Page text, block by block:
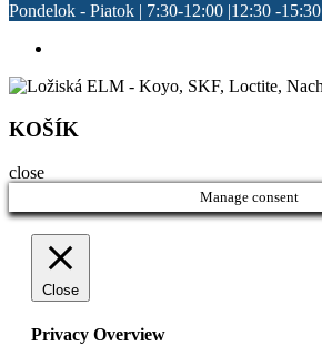
Pondelok - Piatok | 7:30-12:00 |12:30 -15:30
KOŠÍK
close
Manage consent
Close
Privacy Overview